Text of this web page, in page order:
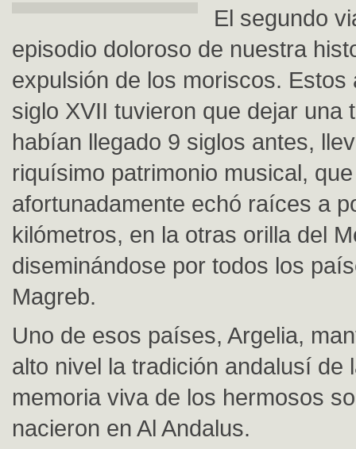
El segundo
episodio doloroso de nuestra
expulsión de los moriscos. Estos
siglo XVII tuvieron que dejar una
habían llegado 9 siglos antes,
riquísimo patrimonio musical, que
afortunadamente echó raíces a
kilómetros, en la otras orilla del
diseminándose por todos los
Magreb.
Uno de esos países, Argelia,
alto nivel la tradición andalusí de
memoria viva de los hermosos
nacieron en Al Andalus.